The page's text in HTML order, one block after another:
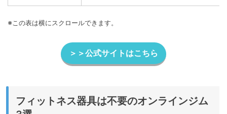
※この表は横にスクロールできます。
＞＞公式サイトはこちら
フィットネス器具は不要のオンラインジム